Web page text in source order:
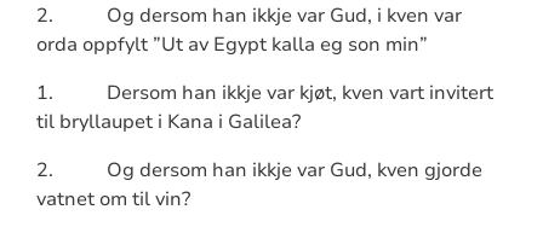
2.
Og dersom han ikkje var Gud, i kven var
orda oppfylt ”Ut av Egypt kalla eg son min”
1.
Dersom han ikkje var kjøt, kven vart invitert
til bryllaupet i Kana i Galilea?
2.
Og dersom han ikkje var Gud, kven gjorde
vatnet om til vin?